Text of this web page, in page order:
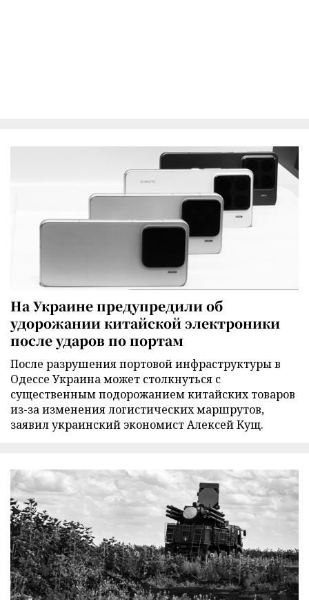
На Украине предупредили об
удорожании китайской электроники
после ударов по портам
После разрушения портовой инфраструктуры в
Одессе Украина может столкнуться с
существенным подорожанием китайских товаров
из-за изменения логистических маршрутов,
заявил украинский экономист Алексей Кущ.